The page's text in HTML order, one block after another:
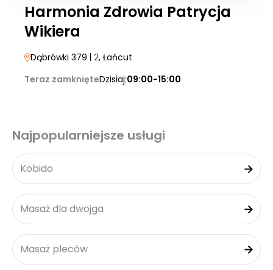
Harmonia Zdrowia Patrycja
Wikiera
Dąbrówki 379 | 2, Łańcut
Teraz zamknięteDzisiaj:09:00-15:00
Najpopularniejsze usługi
Kobido
Masaż dla dwojga
Masaż pleców